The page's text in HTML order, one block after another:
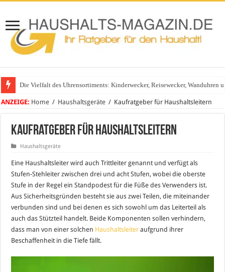
Die Vielfalt des Uhrensortiments: Kinderwecker, Reisewecker, Wanduhren
ANZEIGE: Home / Haushaltsgeräte / Kaufratgeber für Haushaltsleitern
Kaufratgeber für Haushaltsleitern
Haushaltsgeräte
Eine Haushaltsleiter wird auch Trittleiter genannt und verfügt als
Stufen-Stehleiter zwischen drei und acht Stufen, wobei die oberste
Stufe in der Regel ein Standpodest für die Füße des Verwenders ist.
Aus Sicherheitsgründen besteht sie aus zwei Teilen, die miteinander
verbunden sind und bei denen es sich sowohl um das Leiterteil als
auch das Stützteil handelt. Beide Komponenten sollen verhindern,
dass man von einer solchen Haushaltsleiter aufgrund ihrer
Beschaffenheit in die Tiefe fällt.